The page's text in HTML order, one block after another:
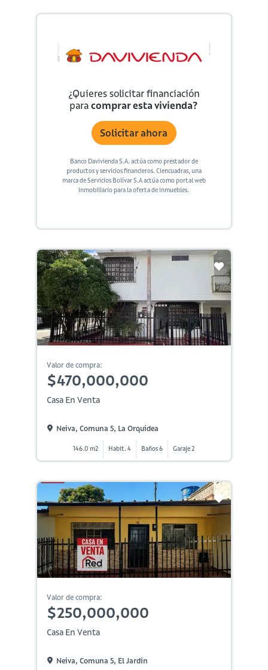
¿Quieres solicitar financiación
paracomprar esta vivienda?
Solicitar ahora
Banco Davivienda S.A. actúa como prestador de
productos y servicios financieros. Ciencuadras, una
marca de Servicios Bolívar S.A actúa como portal web
inmobiliario para la oferta de inmuebles.
Valor de compra:
$470,000,000
Casa En Venta
Neiva, Comuna 5, La Orquidea
146.0 m2 Habit. 4 Baños 6 Garaje 2
Valor de compra:
$250,000,000
Casa En Venta
Neiva, Comuna 5, El Jardin